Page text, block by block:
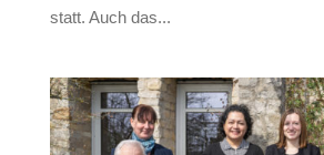
statt. Auch das...